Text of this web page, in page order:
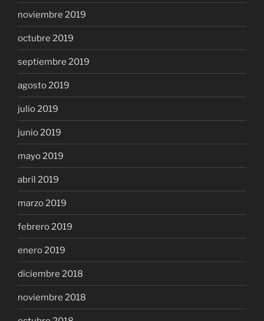
noviembre 2019
octubre 2019
septiembre 2019
agosto 2019
julio 2019
junio 2019
mayo 2019
abril 2019
marzo 2019
febrero 2019
enero 2019
diciembre 2018
noviembre 2018